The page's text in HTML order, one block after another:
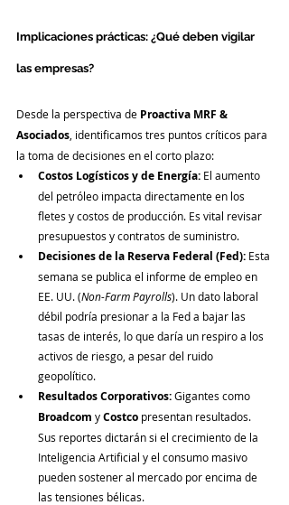
Implicaciones prácticas: ¿Qué deben vigilar
las empresas?
Desde la perspectiva de Proactiva MRF &
Asociados , identificamos tres puntos críticos para
la toma de decisiones en el corto plazo:
Costos Logísticos y de Energía: El aumento
del petróleo impacta directamente en los
fletes y costos de producción. Es vital revisar
presupuestos y contratos de suministro.
Decisiones de la Reserva Federal (Fed): Esta
semana se publica el informe de empleo en
EE. UU. (Non-Farm Payrolls). Un dato laboral
débil podría presionar a la Fed a bajar las
tasas de interés, lo que daría un respiro a los
activos de riesgo, a pesar del ruido
geopolítico.
Resultados Corporativos: Gigantes como
Broadcom y Costco presentan resultados.
Sus reportes dictarán si el crecimiento de la
Inteligencia Artificial y el consumo masivo
pueden sostener al mercado por encima de
las tensiones bélicas.